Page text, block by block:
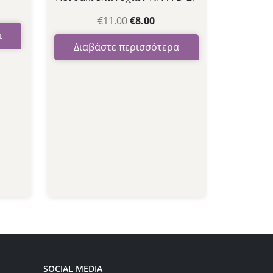
€11.00€8.00
Διαβάστε περισσότερα
από
5
SOCIAL MEDIA